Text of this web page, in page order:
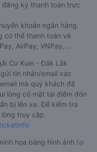
đăng ký thanh toán trực
khoản ngân hàng.
có thể thanh toán vé
AirPay, VNPay,…
Cư Kuin - Đắk Lắk
tin nhắn/email xác
mà quý khách đã
lòng có mặt tại điểm đón
bị lên xe. Để kiểm tra
truy cập
họa bằng hình ảnh tại